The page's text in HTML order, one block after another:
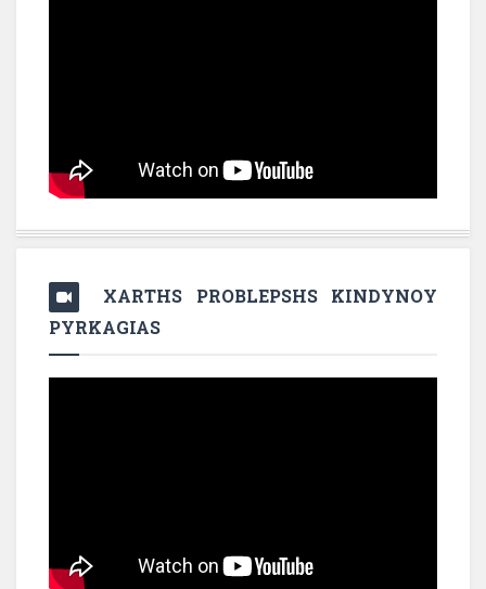
XARTHS PROBLEPSHS KINDYNOY
PYRKAGIAS